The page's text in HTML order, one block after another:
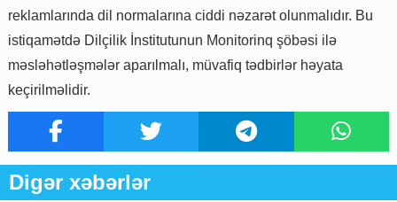
reklamlarında dil normalarına ciddi nəzarət olunmalıdır. Bu
istiqamətdə Dilçilik İnstitutunun Monitorinq şöbəsi ilə
məsləhətləşmələr aparılmalı, müvafiq tədbirlər həyata
keçirilməlidir.
Digər xəbərlər